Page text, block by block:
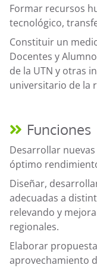
Formar recursos
tecnológico,
Constituir un
Docentes y
de la UTN y otras
universitario de la
Funciones
Desarrollar
óptimo
Diseñar,
adecuadas a
relevando y
regionales.
Elaborar
aprovechamiento